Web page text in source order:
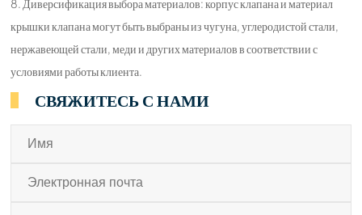
8. Диверсификация выбора материалов: корпус клапана и материал
крышки клапана могут быть выбраны из чугуна, углеродистой стали,
нержавеющей стали, меди и других материалов в соответствии с
условиями работы клиента.
СВЯЖИТЕСЬ С НАМИ